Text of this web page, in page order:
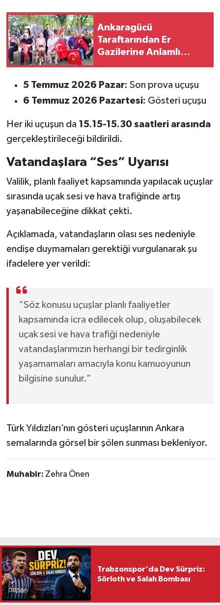
Ankaragücü
Taraftarından Er
Gazilerine Anlamlı
5 Temmuz 2026 Pazar: Son prova uçuşu
6 Temmuz 2026 Pazartesi: Gösteri uçuşu
Her iki uçuşun da 15.15-15.30 saatleri arasında
gerçekleştirileceği bildirildi.
Vatandaşlara “Ses” Uyarısı
Valilik, planlı faaliyet kapsamında yapılacak uçuşlar
sırasında uçak sesi ve hava trafiğinde artış
yaşanabileceğine dikkat çekti.
Açıklamada, vatandaşların olası ses nedeniyle
endişe duymamaları gerektiği vurgulanarak şu
ifadelere yer verildi:
“Söz konusu uçuşlar planlı faaliyetler
kapsamında icra edilecek olup, oluşabilecek
uçak sesi ve hava trafiği nedeniyle
vatandaşlarımızın herhangi bir tedirginlik
yaşamamaları amacıyla konu kamuoyunun
bilgisine sunulur.”
Türk Yıldızları’nın gösteri uçuşlarının Ankara
semalarında görsel bir şölen sunması bekleniyor.
Muhabir: Zehra Önen
Trabzonspor'da Dev Sürpriz:
Sörloth ve Salah Bombası